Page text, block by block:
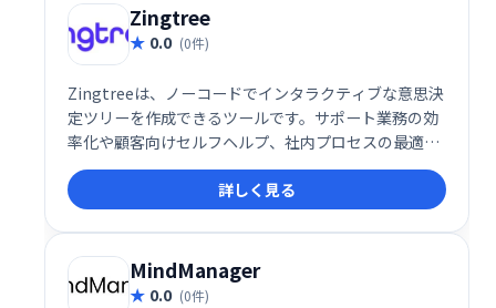
Zingtree
0.0 (0件)
Zingtreeは、ノーコードでインタラクティブな意思決
定ツリーを作成できるツールです。サポート業務の効
率化や顧客向けセルフヘルプ、社内プロセスの最適化
に最適。複雑なフローを分かりやすい選択肢形式で表
示し、ユーザーをスムーズに導きます。ITスキル不要
で、ビジネス担当者自身が柔軟に作成・運用できるた
め、迅速な導入と改善が可能です。様々なビジネスシ
ーンで、ユーザー体験と業務効率の向上を実現しま
す。
詳しく見る
MindManager
0.0 (0件)